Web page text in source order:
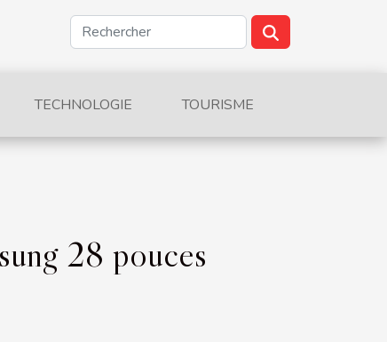
TECHNOLOGIE TOURISME
28 pouces